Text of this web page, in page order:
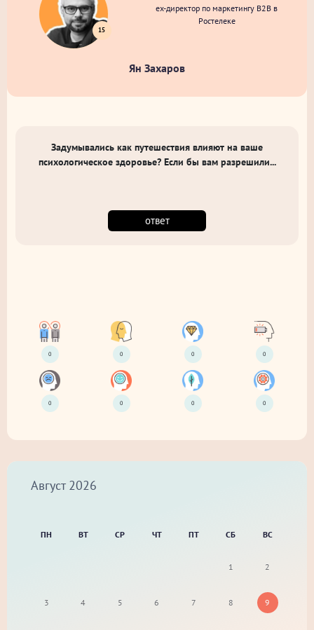
15
ex-директор по маркетингу B2B в
Ростелеке
Ян Захаров
Задумывались как путешествия влияют на ваше
психологическое здоровье? Если бы вам разрешили...
ответ
0 0 0 0
0 0 0 0
Август 2026
ПН ВТ СР ЧТ ПТ СБ ВС
1 2
3 4 5 6 7 8 9